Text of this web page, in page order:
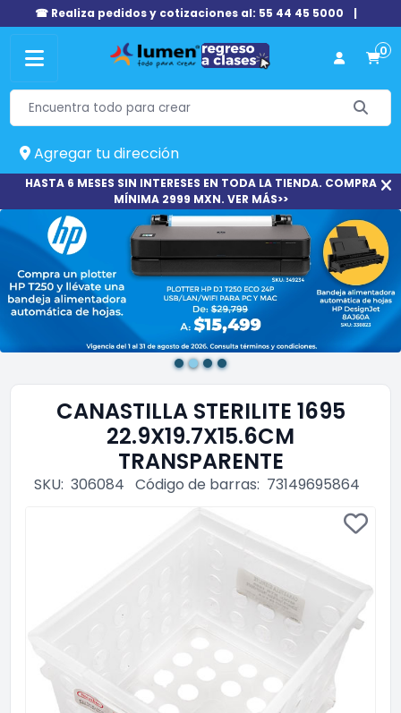
☎ Realiza pedidos y cotizaciones al: 55 44 45 5000 |
0
Agregar tu dirección
HASTA 6 MESES SIN INTERESES EN TODA LA TIENDA. COMPRA
MÍNIMA 2999 MXN. VER MÁS>>
CANASTILLA STERILITE 1695
22.9X19.7X15.6CM
TRANSPARENTE
SKU: 306084 Código de barras: 73149695864